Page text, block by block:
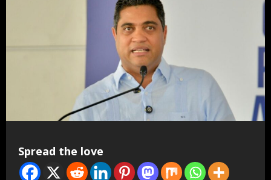
Spread the love